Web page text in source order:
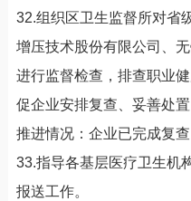
32.组织区卫生监督所对省
增压技术股份有限公司、
进行监督检查，排查职业
促企业安排复查、妥善处
推进情况：企业已完成复
33.指导各基层医疗卫生机
报送工作。